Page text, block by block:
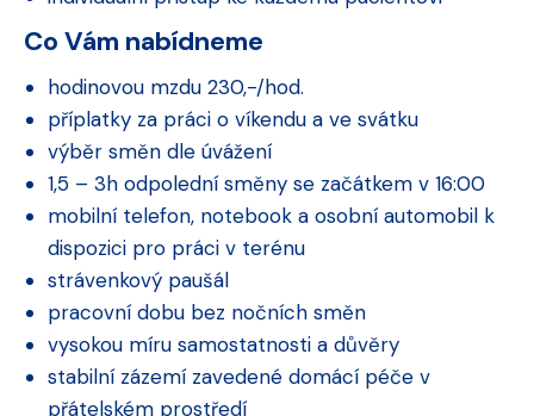
Co Vám nabídneme
hodinovou mzdu 230,-/hod.
příplatky za práci o víkendu a ve svátku
výběr směn dle úvážení
1,5 – 3h odpolední směny se začátkem v 16:00
mobilní telefon, notebook a osobní automobil k
dispozici pro práci v terénu
strávenkový paušál
pracovní dobu bez nočních směn
vysokou míru samostatnosti a důvěry
stabilní zázemí zavedené domácí péče v
přátelském prostředí